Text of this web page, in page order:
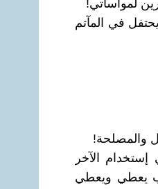
في المآتم
الآخر
يعطي ويعطي